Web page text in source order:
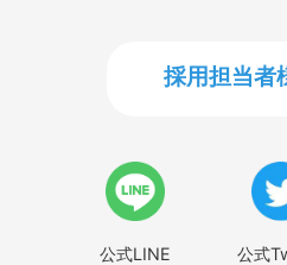
採用担当者
公式LINE 公式